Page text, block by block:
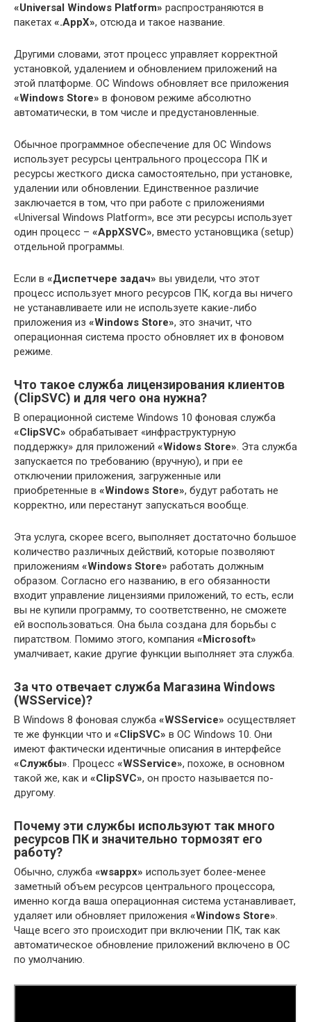
«Universal Windows Platform» распространяются в
пакетах «.AppX», отсюда и такое название.
Другими словами, этот процесс управляет корректной
установкой, удалением и обновлением приложений на
этой платформе. ОС Windows обновляет все приложения
«Windows Store» в фоновом режиме абсолютно
автоматически, в том числе и предустановленные.
Обычное программное обеспечение для ОС Windows
использует ресурсы центрального процессора ПК и
ресурсы жесткого диска самостоятельно, при установке,
удалении или обновлении. Единственное различие
заключается в том, что при работе с приложениями
«Universal Windows Platform», все эти ресурсы использует
один процесс – «AppXSVC», вместо установщика (setup)
отдельной программы.
Если в «Диспетчере задач» вы увидели, что этот
процесс использует много ресурсов ПК, когда вы ничего
не устанавливаете или не используете какие-либо
приложения из «Windows Store», это значит, что
операционная система просто обновляет их в фоновом
режиме.
Что такое служба лицензирования клиентов
(ClipSVC) и для чего она нужна?
В операционной системе Windows 10 фоновая служба
«ClipSVC» обрабатывает «инфраструктурную
поддержку» для приложений «Widows Store». Эта служба
запускается по требованию (вручную), и при ее
отключении приложения, загруженные или
приобретенные в «Windows Store», будут работать не
корректно, или перестанут запускаться вообще.
Эта услуга, скорее всего, выполняет достаточно большое
количество различных действий, которые позволяют
приложениям «Windows Store» работать должным
образом. Согласно его названию, в его обязанности
входит управление лицензиями приложений, то есть, если
вы не купили программу, то соответственно, не сможете
ей воспользоваться. Она была создана для борьбы с
пиратством. Помимо этого, компания «Microsoft»
умалчивает, какие другие функции выполняет эта служба.
За что отвечает служба Магазина Windows
(WSService)?
В Windows 8 фоновая служба «WSService» осуществляет
те же функции что и «ClipSVC» в ОС Windows 10. Они
имеют фактически идентичные описания в интерфейсе
«Службы». Процесс «WSService», похоже, в основном
такой же, как и «ClipSVC», он просто называется по-
другому.
Почему эти службы используют так много
ресурсов ПК и значительно тормозят его
работу?
Обычно, служба «wsappx» использует более-менее
заметный объем ресурсов центрального процессора,
именно когда ваша операционная система устанавливает,
удаляет или обновляет приложения «Windows Store».
Чаще всего это происходит при включении ПК, так как
автоматическое обновление приложений включено в ОС
по умолчанию.